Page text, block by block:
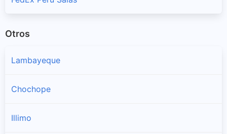
Otros
Lambayeque
Chochope
Illimo